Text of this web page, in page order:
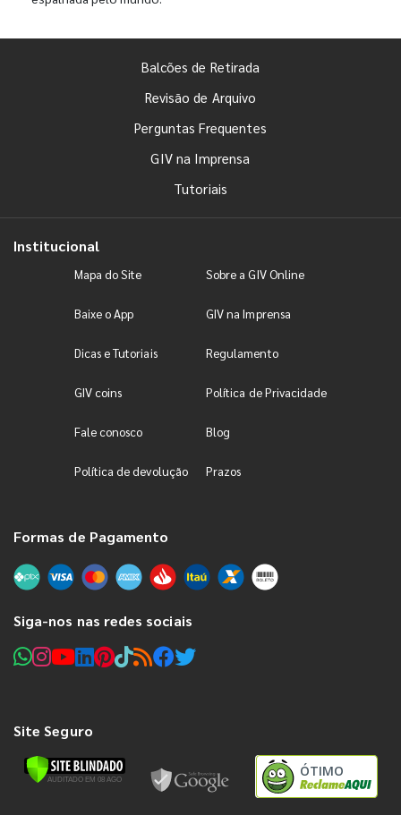
Balcões de Retirada
Revisão de Arquivo
Perguntas Frequentes
GIV na Imprensa
Tutoriais
Institucional
Mapa do Site Sobre a GIV Online
Baixe o App GIV na Imprensa
Dicas e Tutoriais Regulamento
GIV coins Política de Privacidade
Fale conosco Blog
Política de devolução Prazos
Formas de Pagamento
Siga-nos nas redes sociais
Site Seguro
ÓTIMO